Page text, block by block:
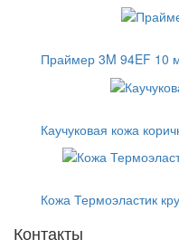
Праймер 3M 94EF 10
Каучуковая кожа
Кожа Термоэластик
Контакты